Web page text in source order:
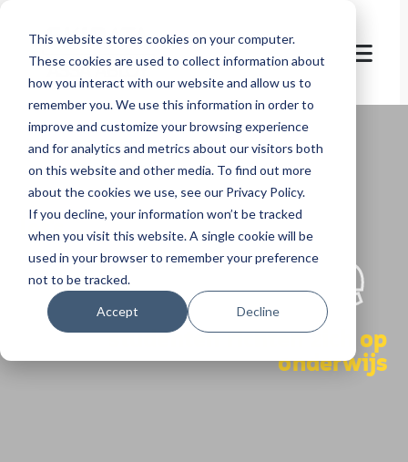
This website stores cookies on your computer.
These cookies are used to collect information about
how you interact with our website and allow us to
remember you. We use this information in order to
improve and customize your browsing experience
and for analytics and metrics about our visitors both
on this website and other media. To find out more
about the cookies we use, see our Privacy Policy.
If you decline, your information won’t be tracked
when you visit this website. A single cookie will be
used in your browser to remember your preference
not to be tracked.
Accept Decline
let's
welcome
studenten richten zich op
onderwijs